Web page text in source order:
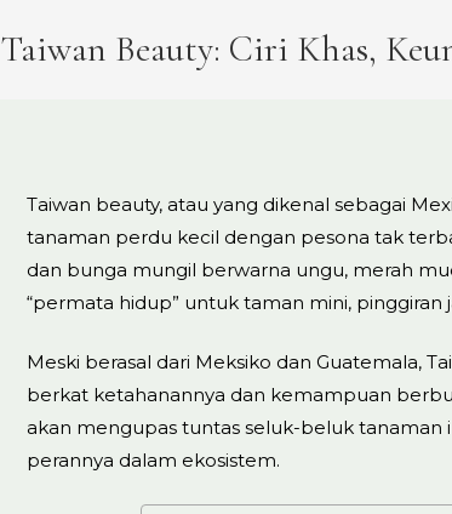
Taiwan Beauty: Ciri Khas,
Taiwan beauty, atau yang dikenal sebagai
tanaman perdu kecil dengan pesona tak
dan bunga mungil berwarna ungu, merah
“permata hidup” untuk taman mini, pinggiran
Meski berasal dari Meksiko dan Guatemala,
berkat ketahanannya dan kemampuan
akan mengupas tuntas seluk-beluk tanaman
perannya dalam ekosistem.